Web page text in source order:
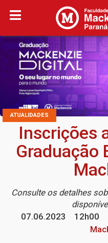
ATUALIDADES
Inscrições
Graduação
Consulte os detalhes
07.06.2023
12h00